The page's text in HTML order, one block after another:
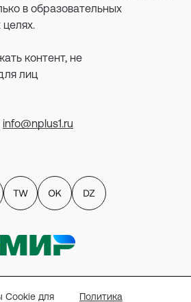
Cookie для Политика
в образовательных
контент, не
лиц
info@nplus1.ru